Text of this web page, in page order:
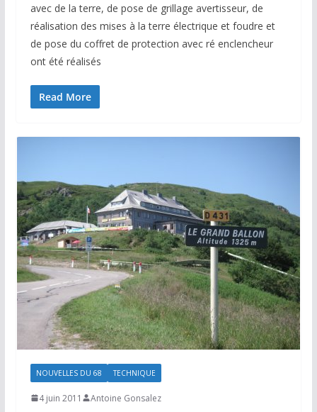
avec de la terre, de pose de grillage avertisseur, de
réalisation des mises à la terre électrique et foudre et
de pose du coffret de protection avec ré enclencheur
ont été réalisés
Read More
NOUVELLES DU 68 TECHNIQUE
4 juin 2011 Antoine Gonsalez